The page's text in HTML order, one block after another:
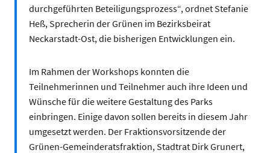
durchgeführten Beteiligungsprozess“, ordnet Stefanie
Heß, Sprecherin der Grünen im Bezirksbeirat
Neckarstadt-Ost, die bisherigen Entwicklungen ein.
Im Rahmen der Workshops konnten die
Teilnehmerinnen und Teilnehmer auch ihre Ideen und
Wünsche für die weitere Gestaltung des Parks
einbringen. Einige davon sollen bereits in diesem Jahr
umgesetzt werden. Der Fraktionsvorsitzende der
Grünen-Gemeinderatsfraktion, Stadtrat Dirk Grunert,